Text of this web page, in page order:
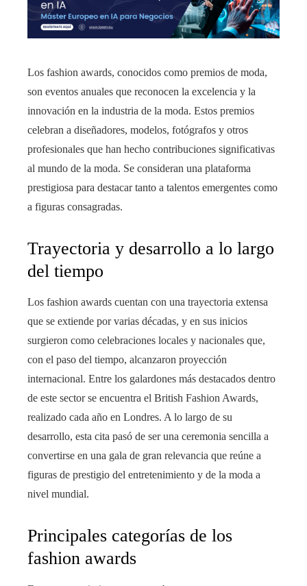
Los fashion awards, conocidos como premios de moda,
son eventos anuales que reconocen la excelencia y la
innovación en la industria de la moda. Estos premios
celebran a diseñadores, modelos, fotógrafos y otros
profesionales que han hecho contribuciones significativas
al mundo de la moda. Se consideran una plataforma
prestigiosa para destacar tanto a talentos emergentes como
a figuras consagradas.
Trayectoria y desarrollo a lo largo
del tiempo
Los fashion awards cuentan con una trayectoria extensa
que se extiende por varias décadas, y en sus inicios
surgieron como celebraciones locales y nacionales que,
con el paso del tiempo, alcanzaron proyección
internacional. Entre los galardones más destacados dentro
de este sector se encuentra el British Fashion Awards,
realizado cada año en Londres. A lo largo de su
desarrollo, esta cita pasó de ser una ceremonia sencilla a
convertirse en una gala de gran relevancia que reúne a
figuras de prestigio del entretenimiento y de la moda a
nivel mundial.
Principales categorías de los
fashion awards